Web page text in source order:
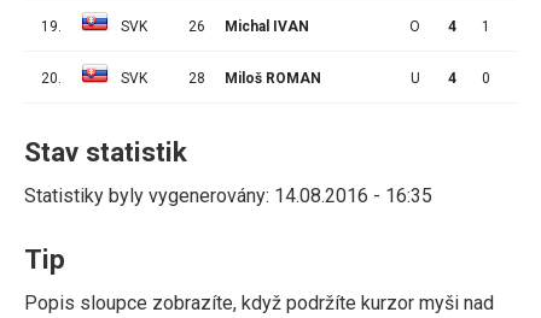
19. SVK 26 Michal IVAN O 4 1
20. SVK 28 Miloš ROMAN U 4 0
Stav statistik
Statistiky byly vygenerovány: 14.08.2016 - 16:35
Tip
Popis sloupce zobrazíte, když podržíte kurzor myši nad